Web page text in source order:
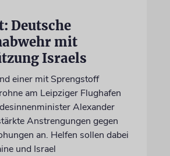
Deutsche
mit
Israels
einer mit Sprengstoff
am Leipziger Flughafen
Alexander
Anstrengungen gegen
an. Helfen sollen dabei
und Israel